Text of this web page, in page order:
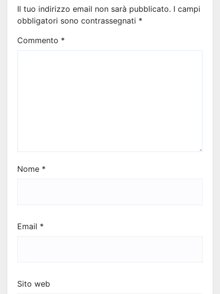
Il tuo indirizzo email non sarà pubblicato. I campi
obbligatori sono contrassegnati *
Commento *
Nome *
Email *
Sito web